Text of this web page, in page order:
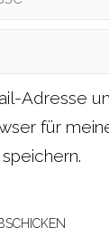
Adresse
für